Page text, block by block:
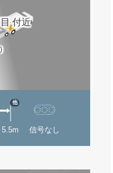
付近
他
信号なし